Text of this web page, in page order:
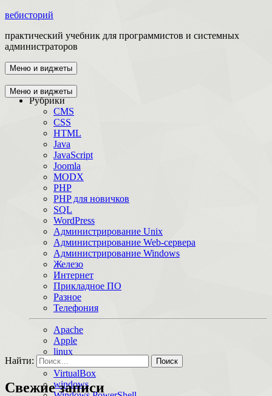
вебисторий
практический учебник для программистов и системных
администраторов
Меню и виджеты
Главная
Рубрики
CMS
CSS
HTML
Java
JavaScript
Joomla
MODX
PHP
PHP для новичков
SQL
WordPress
Администрирование Unix
Администрирование Web-сервера
Администрирование Windows
Железо
Интернет
Прикладное ПО
Разное
Телефония
Apache
Apple
linux
macOS
VirtualBox
windows
Меню и виджеты
Найти:
Свежие записи